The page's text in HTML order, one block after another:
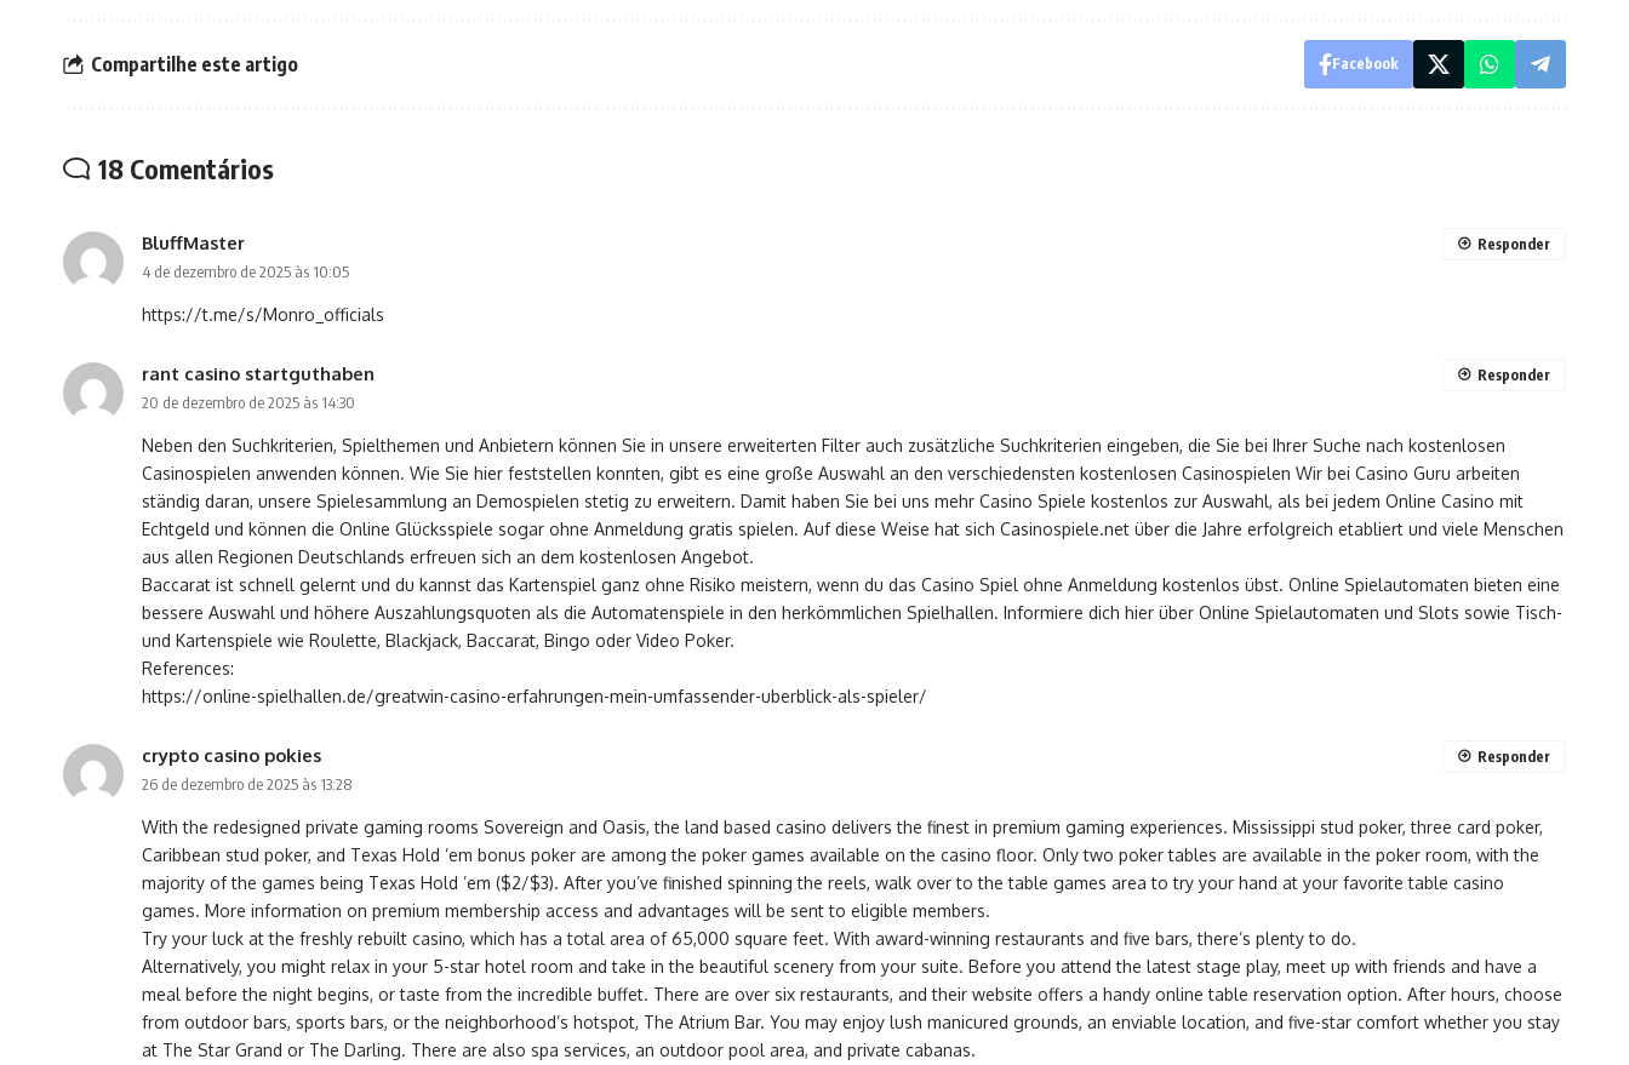
Compartilhe este artigo Facebook
18 Comentários
BluffMaster
4 de dezembro de 2025 às 10:05
https://t.me/s/Monro_officials
Responder
rant casino startguthaben
20 de dezembro de 2025 às 14:30
Neben den Suchkriterien, Spielthemen und Anbietern können Sie in unsere erweiterten Filter auch zusätzliche Suchkriterien eingeben, die Sie bei Ihrer Suche nach kostenlosen
Casinospielen anwenden können. Wie Sie hier feststellen konnten, gibt es eine große Auswahl an den verschiedensten kostenlosen Casinospielen Wir bei Casino Guru arbeiten
ständig daran, unsere Spielesammlung an Demospielen stetig zu erweitern. Damit haben Sie bei uns mehr Casino Spiele kostenlos zur Auswahl, als bei jedem Online Casino mit
Echtgeld und können die Online Glücksspiele sogar ohne Anmeldung gratis spielen. Auf diese Weise hat sich Casinospiele.net über die Jahre erfolgreich etabliert und viele Menschen
aus allen Regionen Deutschlands erfreuen sich an dem kostenlosen Angebot.
Baccarat ist schnell gelernt und du kannst das Kartenspiel ganz ohne Risiko meistern, wenn du das Casino Spiel ohne Anmeldung kostenlos übst. Online Spielautomaten bieten eine
bessere Auswahl und höhere Auszahlungsquoten als die Automatenspiele in den herkömmlichen Spielhallen. Informiere dich hier über Online Spielautomaten und Slots sowie Tisch-
und Kartenspiele wie Roulette, Blackjack, Baccarat, Bingo oder Video Poker.
References:
https://online-spielhallen.de/greatwin-casino-erfahrungen-mein-umfassender-uberblick-als-spieler/
Responder
crypto casino pokies
26 de dezembro de 2025 às 13:28
With the redesigned private gaming rooms Sovereign and Oasis, the land based casino delivers the finest in premium gaming experiences. Mississippi stud poker, three card poker,
Caribbean stud poker, and Texas Hold ’em bonus poker are among the poker games available on the casino floor. Only two poker tables are available in the poker room, with the
majority of the games being Texas Hold ’em ($2/$3). After you’ve finished spinning the reels, walk over to the table games area to try your hand at your favorite table casino
games. More information on premium membership access and advantages will be sent to eligible members.
Try your luck at the freshly rebuilt casino, which has a total area of 65,000 square feet. With award-winning restaurants and five bars, there’s plenty to do.
Alternatively, you might relax in your 5-star hotel room and take in the beautiful scenery from your suite. Before you attend the latest stage play, meet up with friends and have a
meal before the night begins, or taste from the incredible buffet. There are over six restaurants, and their website offers a handy online table reservation option. After hours, choose
from outdoor bars, sports bars, or the neighborhood’s hotspot, The Atrium Bar. You may enjoy lush manicured grounds, an enviable location, and five-star comfort whether you stay
at The Star Grand or The Darling. There are also spa services, an outdoor pool area, and private cabanas.
Responder